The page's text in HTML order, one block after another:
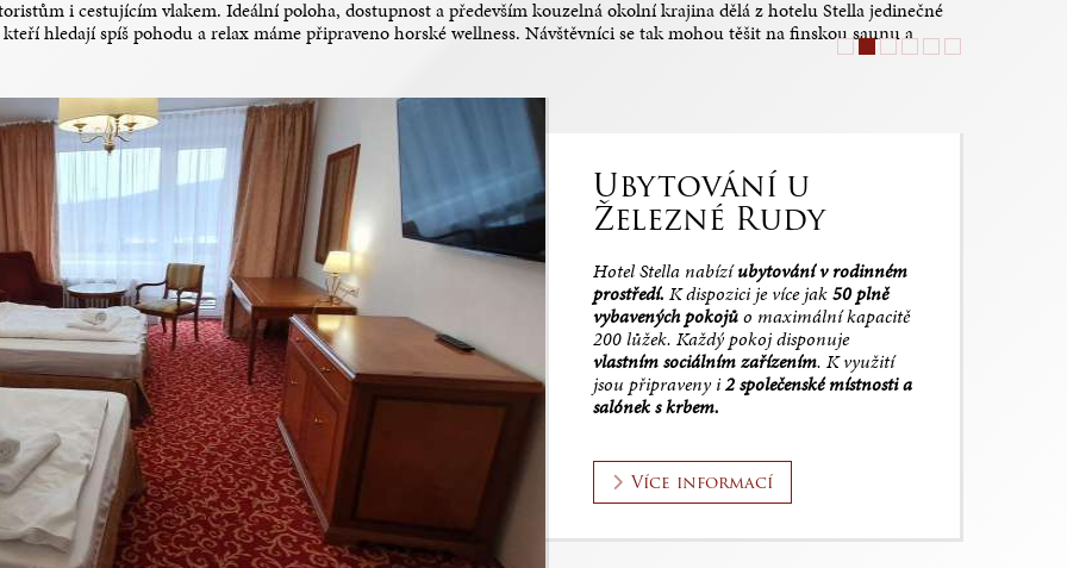
i cestujícím vlakem. Ideální poloha, dostupnost a především kouzelná okolní krajina dělá z hotelu Stella jedinečné
hledají spíš pohodu a relax máme připraveno horské wellness. Návštěvníci se tak mohou těšit na finskou saunu a
Ubytování u
Železné Rudy
Hotel Stella nabízíubytování v rodinném
prostředí. K dispozici je více jak50 plně
vybavených pokojůo maximální kapacitě
200 lůžek. Každý pokoj disponuje
vlastním sociálním zařízením. K využití
jsou připraveny i2 společenské místnosti a
salónek s krbem.
Více informací